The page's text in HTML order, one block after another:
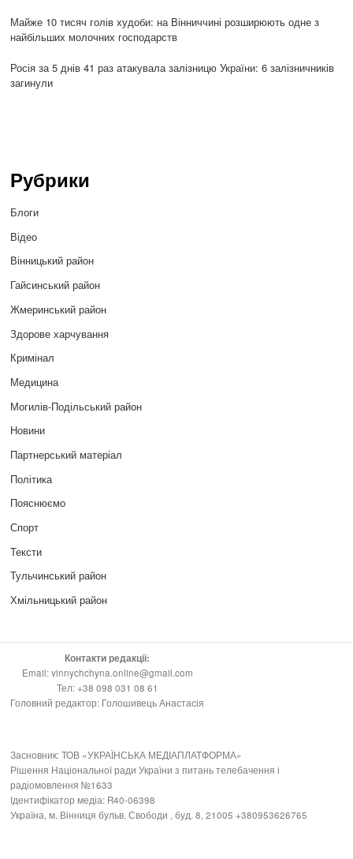
Майже 10 тисяч голів худоби: на Вінниччині розширюють одне з
найбільших молочних господарств
Росія за 5 днів 41 раз атакувала залізницю України: 6 залізничників
загинули
Рубрики
Блоги
Відео
Вінницький район
Гайсинський район
Жмеринський район
Здорове харчування
Кримінал
Медицина
Могилів-Подільський район
Новини
Партнерський матеріал
Політика
Пояснюємо
Спорт
Тексти
Тульчинський район
Хмільницький район
Контакти редакції:
Email: vinnychchyna.online@gmail.com
Тел: +38 098 031 08 61
Головний редактор: Голошивець Анастасія
Засновник: ТОВ «УКРАЇНСЬКА МЕДІАПЛАТФОРМА»
Рішення Національної ради України з питань телебачення і
радіомовлення №1633
Ідентифікатор медіа: R40-06398
Україна, м. Вінниця бульв. Свободи , буд. 8, 21005 +380953626765